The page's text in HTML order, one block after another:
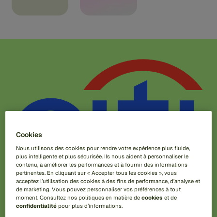
« Notre partenariat stratégique avec Feedzai
démontre notre profond engagement à utiliser la
technologie pour stimuler l’innovation. Avec l’aide
de la solution de Feedzai, nous pouvons évoluer
Cookies
Nous utilisons des cookies pour rendre votre expérience plus fluide,
plus intelligente et plus sécurisée. Ils nous aident à personnaliser le
contenu, à améliorer les performances et à fournir des informations
pertinentes. En cliquant sur « Accepter tous les cookies », vous
acceptez l’utilisation des cookies à des fins de performance, d’analyse et
de marketing. Vous pouvez personnaliser vos préférences à tout
moment. Consultez nos politiques en matière decookies et de
confidentialité pour plus d’informations.